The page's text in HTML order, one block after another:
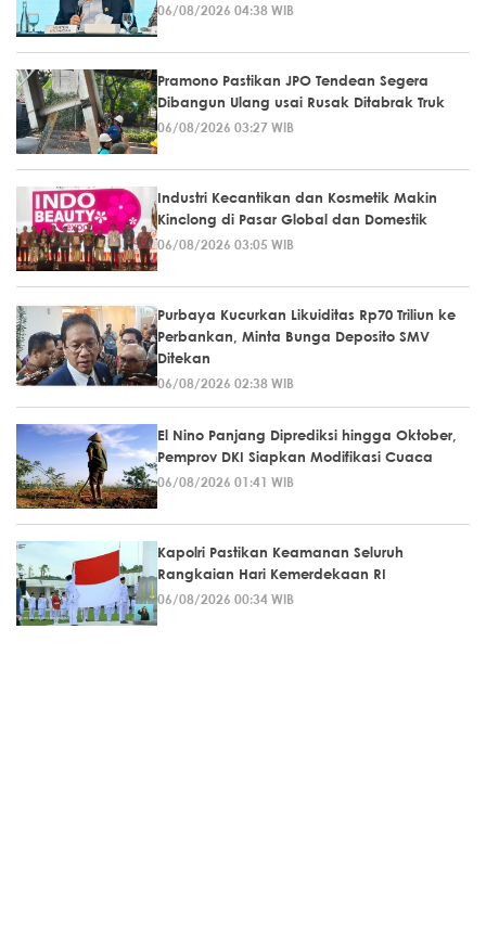
06/08/2026 04:38 WIB
Pramono Pastikan JPO Tendean Segera
Dibangun Ulang usai Rusak Ditabrak Truk
06/08/2026 03:27 WIB
Industri Kecantikan dan Kosmetik Makin
Kinclong di Pasar Global dan Domestik
06/08/2026 03:05 WIB
Purbaya Kucurkan Likuiditas Rp70 Triliun ke
Perbankan, Minta Bunga Deposito SMV
Ditekan
06/08/2026 02:38 WIB
El Nino Panjang Diprediksi hingga Oktober,
Pemprov DKI Siapkan Modifikasi Cuaca
06/08/2026 01:41 WIB
Kapolri Pastikan Keamanan Seluruh
Rangkaian Hari Kemerdekaan RI
06/08/2026 00:34 WIB